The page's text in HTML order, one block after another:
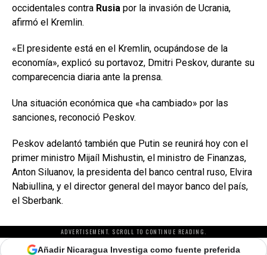
occidentales contra Rusia por la invasión de Ucrania,
afirmó el Kremlin.
«El presidente está en el Kremlin, ocupándose de la
economía», explicó su portavoz, Dmitri Peskov, durante su
comparecencia diaria ante la prensa.
Una situación económica que «ha cambiado» por las
sanciones, reconoció Peskov.
Peskov adelantó también que Putin se reunirá hoy con el
primer ministro Mijaíl Mishustin, el ministro de Finanzas,
Anton Siluanov, la presidenta del banco central ruso, Elvira
Nabiullina, y el director general del mayor banco del país,
el Sberbank.
ADVERTISEMENT. SCROLL TO CONTINUE READING.
Añadir Nicaragua Investiga como fuente preferida